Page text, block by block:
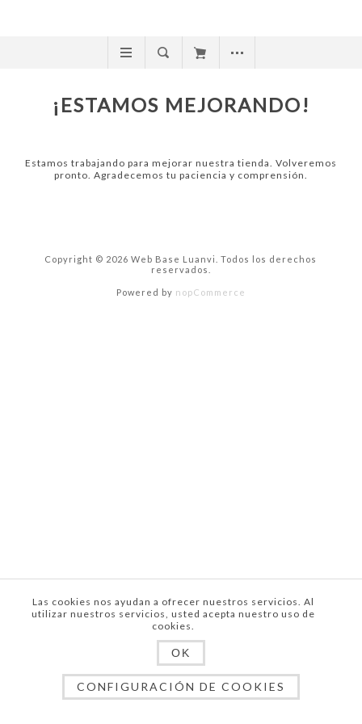
¡ESTAMOS MEJORANDO!
Estamos trabajando para mejorar nuestra tienda. Volveremos
pronto. Agradecemos tu paciencia y comprensión.
Copyright © 2026 Web Base Luanvi. Todos los derechos
reservados.
Powered by nopCommerce
Las cookies nos ayudan a ofrecer nuestros servicios. Al
utilizar nuestros servicios, usted acepta nuestro uso de
cookies.
OK
CONFIGURACIÓN DE COOKIES